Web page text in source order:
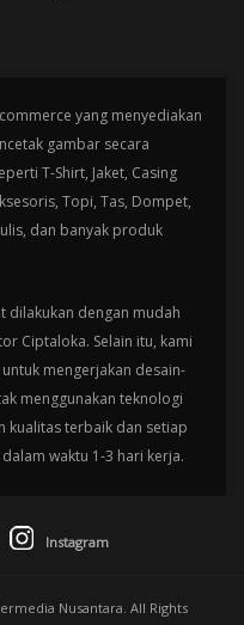
yang menyediakan
gambar secara
T-Shirt, Jaket, Casing
Topi, Tas, Dompet,
dan banyak produk
dilakukan dengan mudah
Ciptaloka. Selain itu, kami
mengerjakan desain-
menggunakan teknologi
kualitas terbaik dan setiap
waktu 1-3 hari kerja.
Instagram
Nusantara. All Rights